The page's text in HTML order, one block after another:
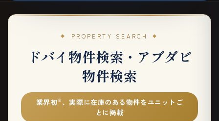
PROPERTY SEARCH
ドバイ物件検索・アブダビ
物件検索
業界初※ 、実際に在庫のある物件をユニットご
とに掲載